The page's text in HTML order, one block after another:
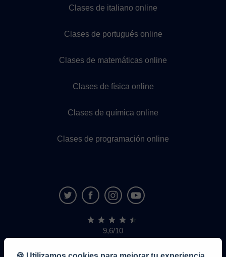
Clases de italiano online
Clases de portugués online
Clases de matemáticas online
Clases de física online
Clases de química online
Clases de programación online
9,6/10
1.339.284
de